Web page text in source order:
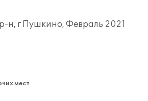
н, г Пушкино, Февраль 2021
мест